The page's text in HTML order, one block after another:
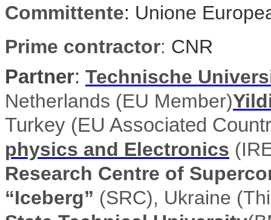
Committente: Unione
Prime contractor: CNR
Partner: Technische
Netherlands (EU Member)
Turkey (EU Associated
physics and Electronics
Research Centre of
“Iceberg” (SRC), Ukraine